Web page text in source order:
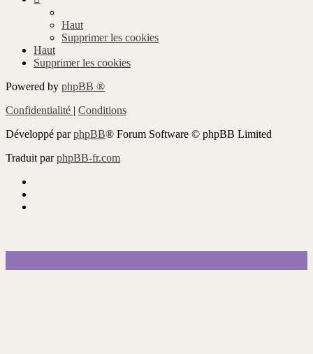
Haut
Supprimer les cookies
Haut
Supprimer les cookies
Powered by phpBB ®
Confidentialité | Conditions
Développé parphpBB® Forum Software © phpBB Limited
Traduit parphpBB-fr.com